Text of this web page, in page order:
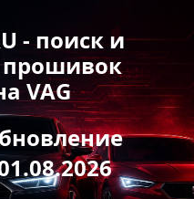
- поиск и
VAG